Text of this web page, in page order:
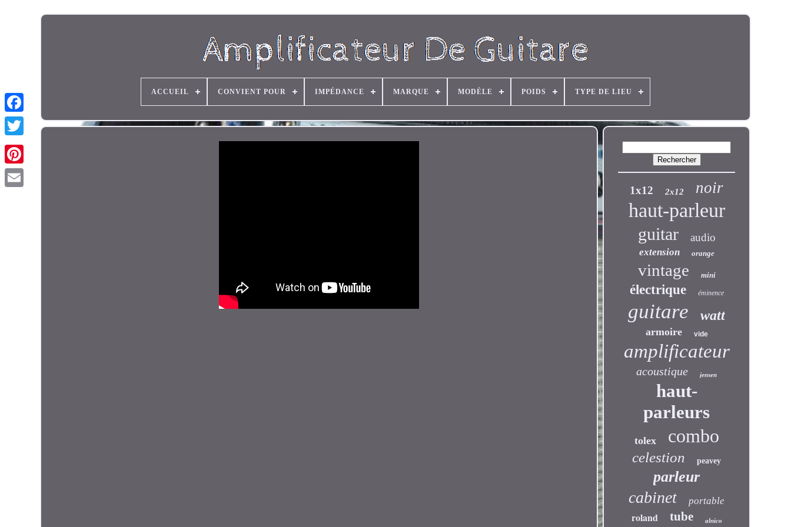
ACCUEIL CONVIENT POUR IMPÉDANCE MARQUE MODÈLE POIDS TYPE DE LIEU
1x12 2x12 noir
haut-parleur
guitar audio
extension orange
vintage mini
électrique éminence
guitare watt
armoire vide
amplificateur
acoustique jensen
haut-
parleurs
tolex combo
celestion peavey
parleur
cabinet portable
roland tube alnico